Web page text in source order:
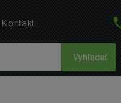
Vyhľadať
Kontakt